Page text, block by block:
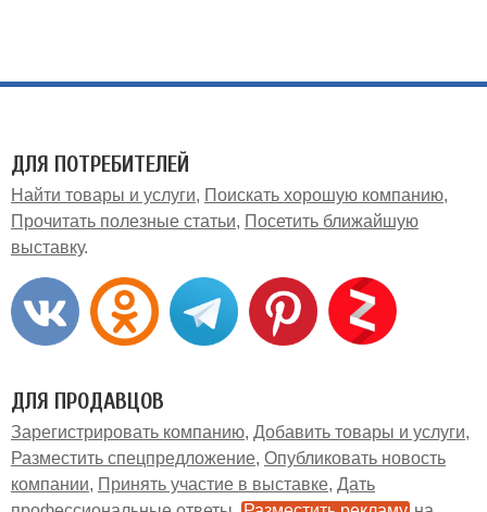
ДЛЯ ПОТРЕБИТЕЛЕЙ
Найти товары и услуги
Поискать хорошую компанию
Прочитать полезные статьи
Посетить ближайшую
выставку
ДЛЯ ПРОДАВЦОВ
Зарегистрировать компанию Добавить товары и услуги
Разместить спецпредложение Опубликовать новость
компании
Принять участие в выставке Дать